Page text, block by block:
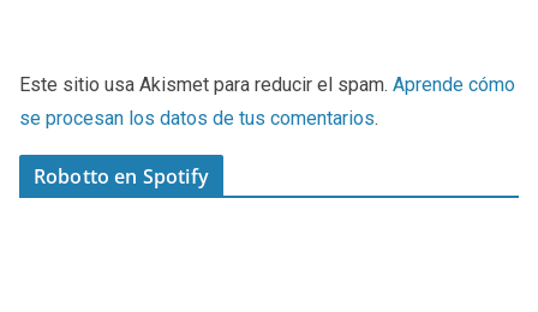
Este sitio usa Akismet para reducir el spam. Aprende cómo
se procesan los datos de tus comentarios.
Robotto en Spotify